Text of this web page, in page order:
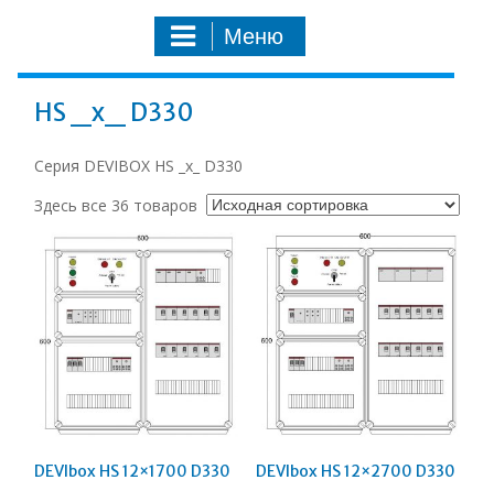
Меню
HS _x_ D330
Серия DEVIBOX HS _x_ D330
Здесь все 36 товаров
DEVIbox HS 12×1700 D330 DEVIbox HS 12×2700 D330